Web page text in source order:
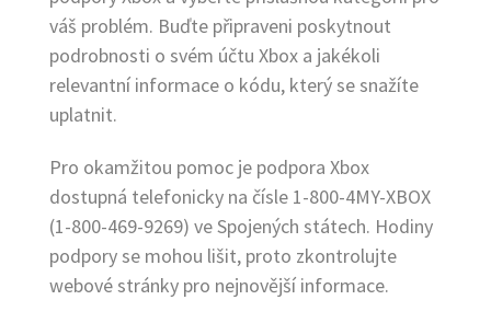
váš problém. Buďte připraveni poskytnout
podrobnosti o svém účtu Xbox a jakékoli
relevantní informace o kódu, který se snažíte
uplatnit.
Pro okamžitou pomoc je podpora Xbox
dostupná telefonicky na čísle 1-800-4MY-XBOX
(1-800-469-9269) ve Spojených státech. Hodiny
podpory se mohou lišit, proto zkontrolujte
webové stránky pro nejnovější informace.